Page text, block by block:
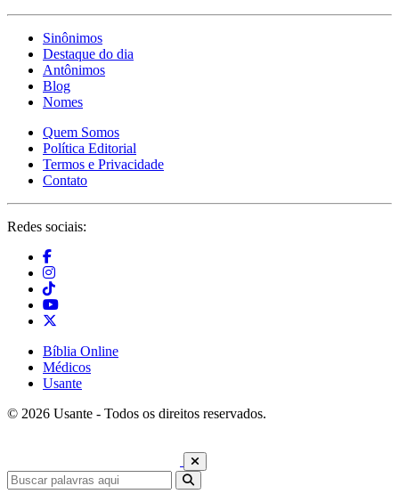
Sinônimos
Destaque do dia
Antônimos
Blog
Nomes
Quem Somos
Política Editorial
Termos e Privacidade
Contato
Redes sociais:
Bíblia Online
Médicos
Usante
© 2026 Usante - Todos os direitos reservados.